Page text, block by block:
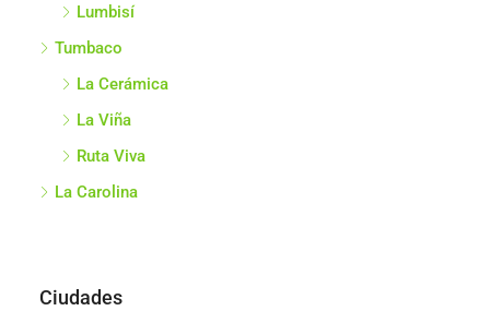
Lumbisí
Tumbaco
La Cerámica
La Viña
Ruta Viva
La Carolina
Ciudades